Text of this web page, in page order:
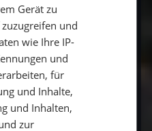
und Kultur
Informiere dich
und
und gehe
Gerät zu
und
wie Ihre IP-
und
für
und Inhalte,
und Inhalten,
zur